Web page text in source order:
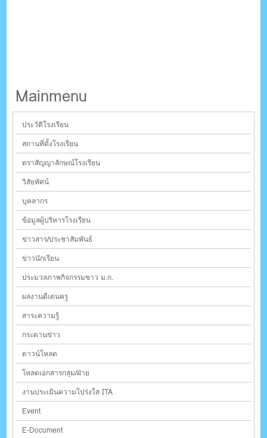
Mainmenu
ประวัติโรงเรียน
สถานที่ตั้งโรงเรียน
ตราสัญญาลักษณ์โรงเรียน
วิสัยทัศน์
บุคลากร
ข้อมูลผู้บริหารโรงเรียน
ข่าวสาร/ประชาสัมพันธ์
ข่าวนักเรียน
ประมวลภาพกิจกรรมชาว ม.ก.
ผลงานดีเด่นครู
สาระความรู้
กระดานข่าว
ดาวน์โหลด
โหลดเอกสารกลุ่ม/ฝ่าย
งานประเมินความโปร่งใส ITA
Event
E-Document